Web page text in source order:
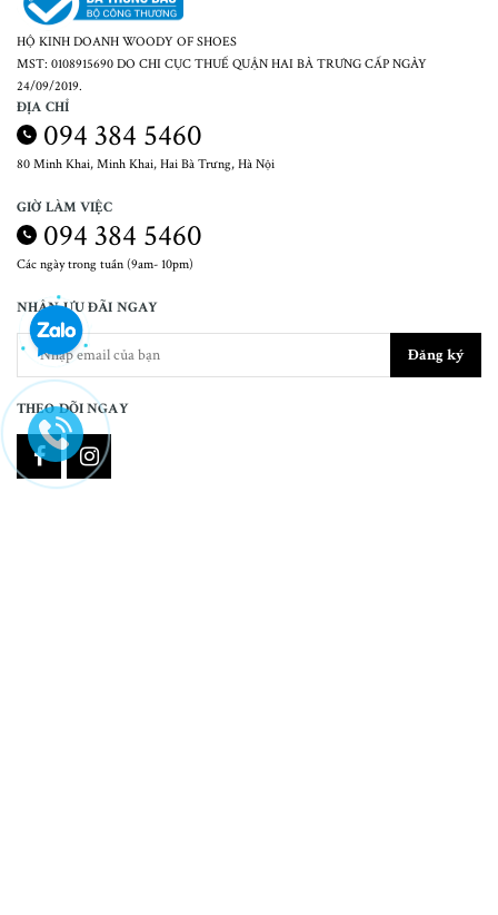
HỘ KINH DOANH WOODY OF SHOES
MST: 0108915690 DO CHI CỤC THUẾ QUẬN HAI BÀ TRƯNG CẤP NGÀY
24/09/2019.
ĐỊA CHỈ
094 384 5460
80 Minh Khai, Minh Khai, Hai Bà Trưng, Hà Nội
GIỜ LÀM VIỆC
094 384 5460
Các ngày trong tuần (9am- 10pm)
NHẬN ƯU ĐÃI NGAY
Đăng ký
THEO DÕI NGAY